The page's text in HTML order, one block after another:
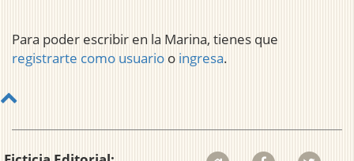
Para poder escribir en la Marina, tienes que
registrarte como usuario o ingresa.